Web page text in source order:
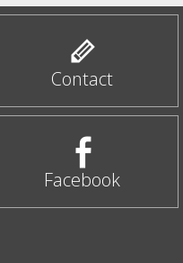
Contact
Facebook